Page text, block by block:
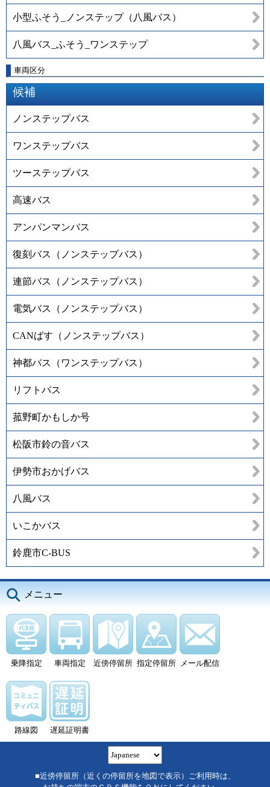
小型ふそう_ノンステップ（八風バス）
八風バス_ふそう_ワンステップ
車両区分
候補
ノンステップバス
ワンステップバス
ツーステップバス
高速バス
アンパンマンバス
復刻バス（ノンステップバス）
連節バス（ノンステップバス）
電気バス（ノンステップバス）
CANばす（ノンステップバス）
神都バス（ワンステップバス）
リフトバス
菰野町かもしか号
松阪市鈴の音バス
伊勢市おかげバス
八風バス
いこかバス
鈴鹿市C-BUS
メニュー
乗降指定 車両指定 近傍停留所 指定停留所 メール配信
路線図 遅延証明書
■近傍停留所（近くの停留所を地図で表示）ご利用時は、